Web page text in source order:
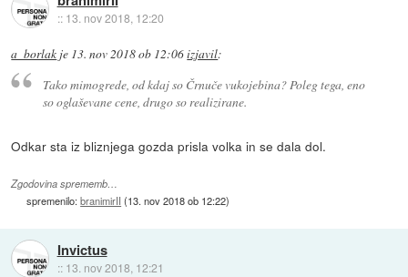
:: 13. nov 2018, 12:20
a_borlak je 13. nov 2018 ob 12:06izjavil:
Tako mimogrede, od kdaj so Črnuče vukojebina? Poleg tega, eno
so oglaševane cene, drugo so realizirane.
Odkar sta iz bliznjega gozda prisla volka in se dala dol.
Zgodovina sprememb…
spremenilo:branimirII (13. nov 2018 ob 12:22)
Invictus
:: 13. nov 2018, 12:21